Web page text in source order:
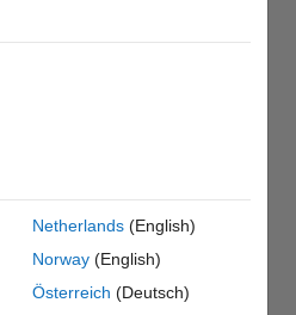
Netherlands(English)
Norway(English)
Österreich (Deutsch)